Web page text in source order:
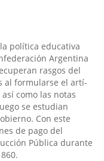
polí­tica educativa
Argentina
rasgos del
al formularse el artí­
como las notas
se estudian
Con este
de pago del
Pública durante